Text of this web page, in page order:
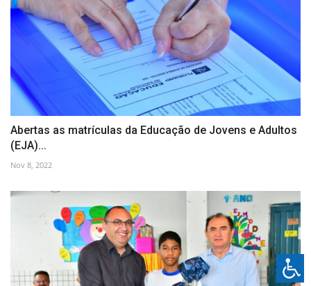
Abertas as matrículas da Educação de Jovens e Adultos
(EJA)...
Nov 8, 2022